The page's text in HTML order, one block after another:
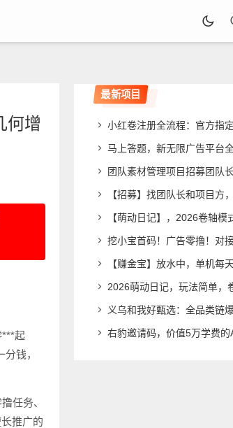
何增
***起
钱，
任务、
推广的
最新项目
小红卷注册全流程：官方指定邀请码，现在加入即可申请开
马上答题，新无限广告平台全网首发，官方一手直招顶级
团队素材管理项目招募团队长，首批入驻享最优分润
【招募】找团队长和项目方，发单接
【萌动日记】，2026卷轴模式加速释放卷，零撸玩
挖小宝首码！广告零撸！对接实力团长
【赚金宝】放水中，单机每天收益保底，招
2026萌动日记，玩法简单，卷轴模式加速释放
义乌和我好甄选：全品类链爆商城正式招募兼职诺干名
右豹邀请码，价值5万学费的AI漫剧操作全流程指南，想学